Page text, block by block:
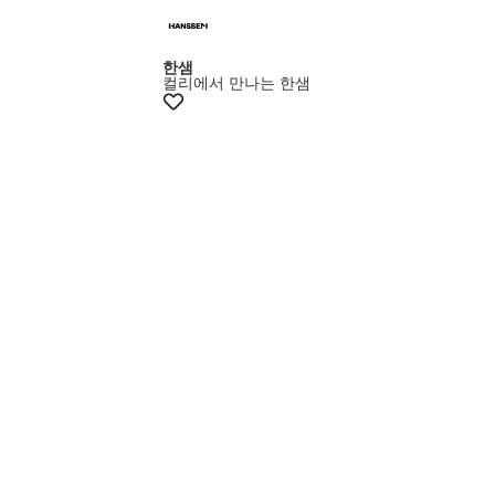
+5% 쿠폰
한샘
컬리에서 만나는 한샘